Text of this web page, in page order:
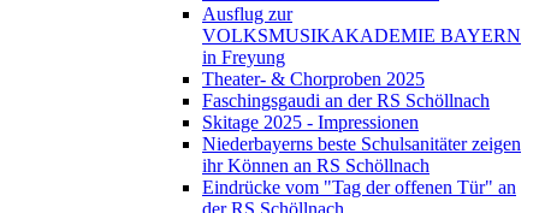
Ausflug zur
VOLKSMUSIKAKADEMIE BAYERN
in Freyung
Theater- & Chorproben 2025
Faschingsgaudi an der RS Schöllnach
Skitage 2025 - Impressionen
Niederbayerns beste Schulsanitäter zeigen
ihr Können an RS Schöllnach
Eindrücke vom "Tag der offenen Tür" an
der RS Schöllnach